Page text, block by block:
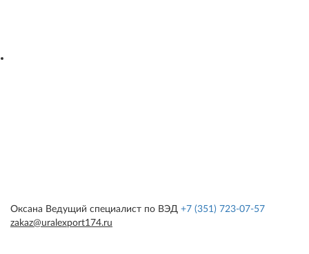
Оксана Ведущий специалист по ВЭД +7 (351) 723-07-57
zakaz@uralexport174.ru